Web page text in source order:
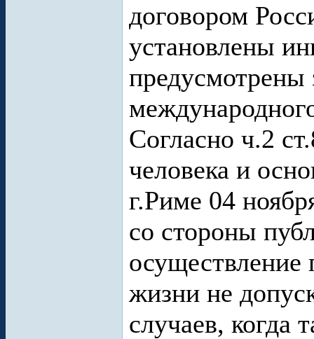
договором
установлены
предусмотрены
Согласно ч.2
человека и
г.Риме 04
со стороны
осуществление
жизни не
случаев, когда